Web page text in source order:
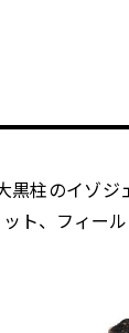
黒柱のイゾジ
ト、フィー